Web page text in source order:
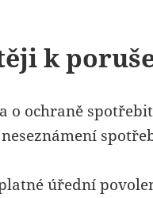
k
o ochraně
úřední